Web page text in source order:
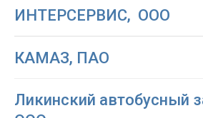
ИНТЕРСЕРВИС, ООО
КАМАЗ, ПАО
Ликинский автобусный